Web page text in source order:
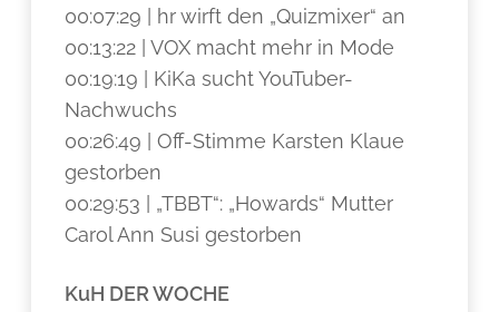
00:07:29 | hr wirft den „Quizmixer“ an
00:13:22 | VOX macht mehr in Mode
00:19:19 | KiKa sucht YouTuber-
Nachwuchs
00:26:49 | Off-Stimme Karsten Klaue
gestorben
00:29:53 | „TBBT“: „Howards“ Mutter
Carol Ann Susi gestorben
KuH DER WOCHE